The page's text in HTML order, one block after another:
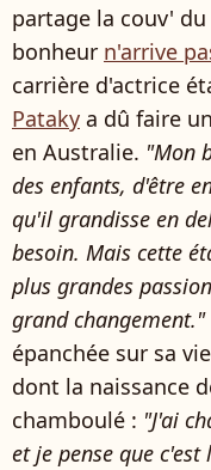
partage la couv'
bonheur n'arrive
carrière d'actrice
Pataky a dû faire
en Australie. "Mon
des enfants, d'être
qu'il grandisse en
besoin. Mais cette
plus grandes
grand changement."
épanchée sur sa
dont la naissance
chamboulé : "J'ai
et je pense que